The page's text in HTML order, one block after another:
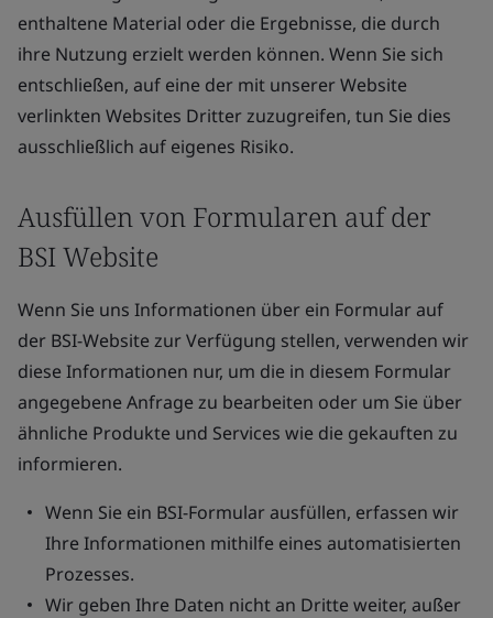
enthaltene Material oder die Ergebnisse, die durch
ihre Nutzung erzielt werden können. Wenn Sie sich
entschließen, auf eine der mit unserer Website
verlinkten Websites Dritter zuzugreifen, tun Sie dies
ausschließlich auf eigenes Risiko.
Ausfüllen von Formularen auf der
BSI Website
Wenn Sie uns Informationen über ein Formular auf
der BSI-Website zur Verfügung stellen, verwenden wir
diese Informationen nur, um die in diesem Formular
angegebene Anfrage zu bearbeiten oder um Sie über
ähnliche Produkte und Services wie die gekauften zu
informieren.
Wenn Sie ein BSI-Formular ausfüllen, erfassen wir
Ihre Informationen mithilfe eines automatisierten
Prozesses.
Wir geben Ihre Daten nicht an Dritte weiter, außer